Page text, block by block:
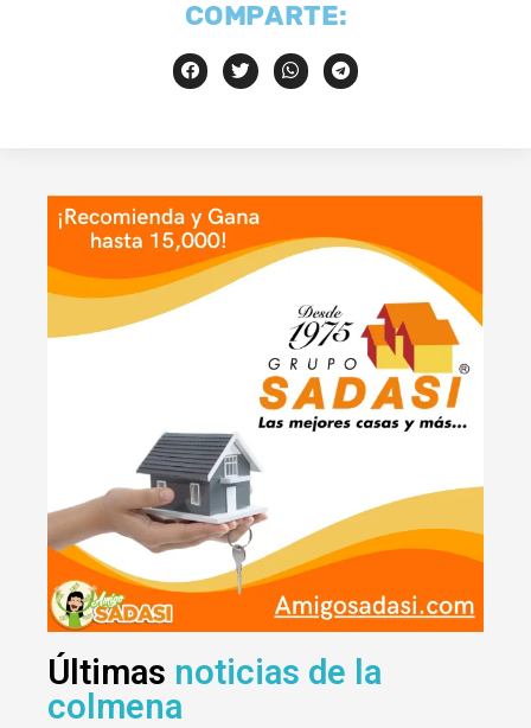
COMPARTE:
Últimas noticias de la
colmena